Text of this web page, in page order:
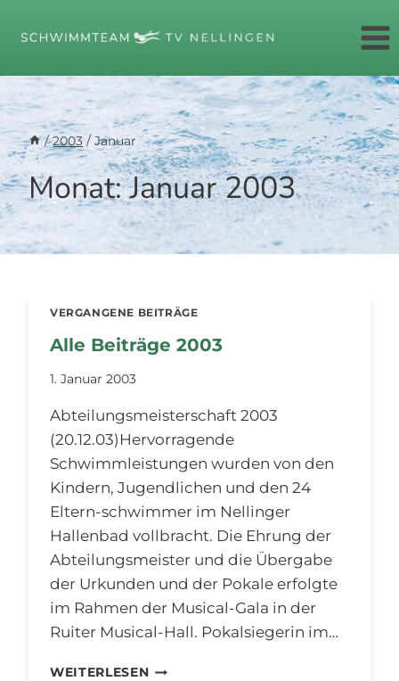
Inhalt
/ 2003 / Januar
Monat: Januar 2003
VERGANGENE BEITRÄGE
Alle Beiträge 2003
1. Januar 2003
Abteilungsmeisterschaft 2003
(20.12.03)Hervorragende
Schwimmleistungen wurden von den
Kindern, Jugendlichen und den 24
Eltern-schwimmer im Nellinger
Hallenbad vollbracht. Die Ehrung der
Abteilungsmeister und die Übergabe
der Urkunden und der Pokale erfolgte
im Rahmen der Musical-Gala in der
Ruiter Musical-Hall. Pokalsiegerin im…
WEITERLESENALLE